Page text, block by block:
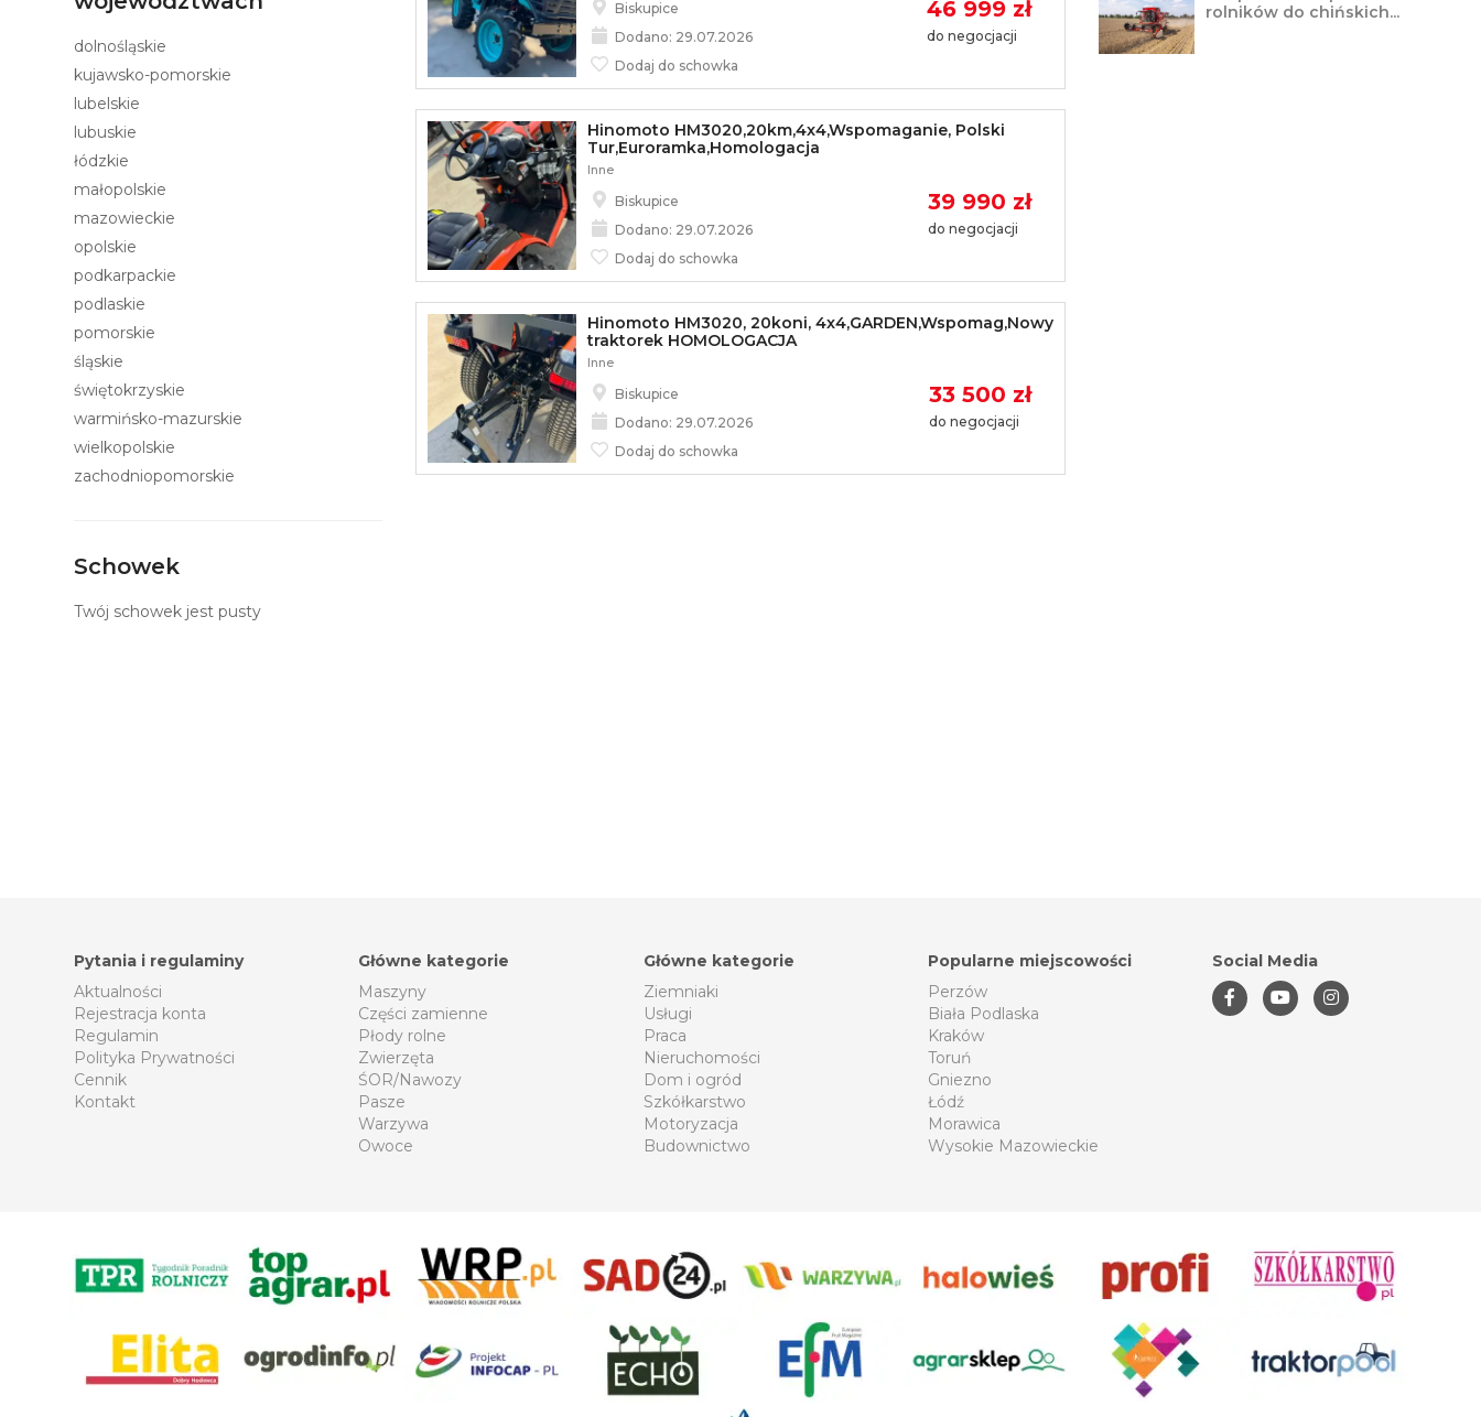
46 999 zł
do negocjacji
Biskupice
Dodano: 29.07.2026
Dodaj do schowka
Hinomoto HM3020,20km,4x4,Wspomaganie, Polski
Tur,Euroramka,Homologacja
Inne
39 990 zł
do negocjacji
Biskupice
Dodano: 29.07.2026
Dodaj do schowka
Hinomoto HM3020, 20koni, 4x4,GARDEN,Wspomag,Nowy
traktorek HOMOLOGACJA
Inne
33 500 zł
do negocjacji
Biskupice
Dodano: 29.07.2026
Dodaj do schowka
dolnośląskie
kujawsko-pomorskie
lubelskie
lubuskie
łódzkie
małopolskie
mazowieckie
opolskie
podkarpackie
podlaskie
pomorskie
śląskie
świętokrzyskie
warmińsko-mazurskie
wielkopolskie
zachodniopomorskie
Schowek
Twój schowek jest pusty
rolników do chińskich...
Pytania i regulaminy
Aktualności
Rejestracja konta
Regulamin
Polityka Prywatności
Cennik
Kontakt
Główne kategorie
Maszyny
Części zamienne
Płody rolne
Zwierzęta
ŚOR/Nawozy
Pasze
Warzywa
Owoce
Główne kategorie
Ziemniaki
Usługi
Praca
Nieruchomości
Dom i ogród
Szkółkarstwo
Motoryzacja
Budownictwo
Popularne miejscowości
Perzów
Biała Podlaska
Kraków
Toruń
Gniezno
Łódź
Morawica
Wysokie Mazowieckie
Social Media